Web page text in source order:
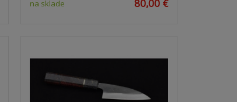
na sklade 80,00 €